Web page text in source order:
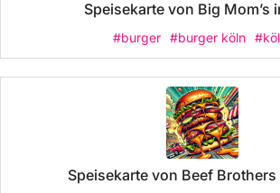
Speisekarte von Big Mom’s
#burger #burger köln
Speisekarte von Beef